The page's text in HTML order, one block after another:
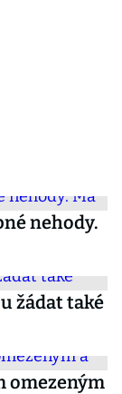
nehody.
žádat také
omezeným